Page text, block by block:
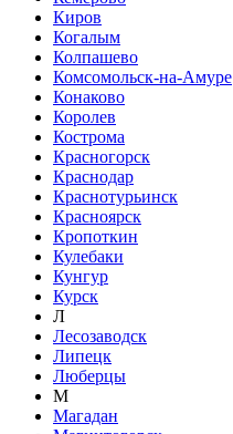
Киров
Когалым
Колпашево
Комсомольск-на-Амуре
Конаково
Королев
Кострома
Красногорск
Краснодар
Краснотурьинск
Красноярск
Кропоткин
Кулебаки
Кунгур
Курск
Л
Лесозаводск
Липецк
Люберцы
М
Магадан